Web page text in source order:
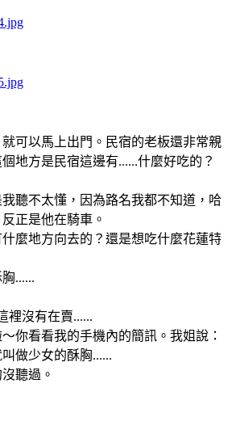
可以馬上出門。民宿的老板還非常親
地方是民宿這邊有......什麼好吃的？
聽不太懂，因為路名我都不知道，哈
正是他在騎車。
麼地方向去的？還是想吃什麼花蓮特
......
裡沒有在賣......
你看看我的手機內的簡訊。我姐說：
做少女的酥胸......
聽過。